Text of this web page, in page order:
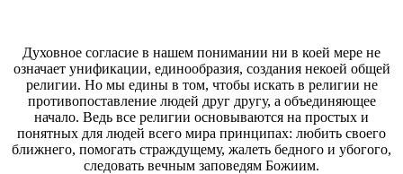
Духовное согласие в нашем понимании ни в коей мере не
означает унификации, единообразия, создания некоей общей
религии. Но мы едины в том, чтобы искать в религии не
противопоставление людей друг другу, а объединяющее
начало. Ведь все религии основываются на простых и
понятных для людей всего мира принципах: любить своего
ближнего, помогать страждущему, жалеть бедного и убогого,
следовать вечным заповедям Божиим.